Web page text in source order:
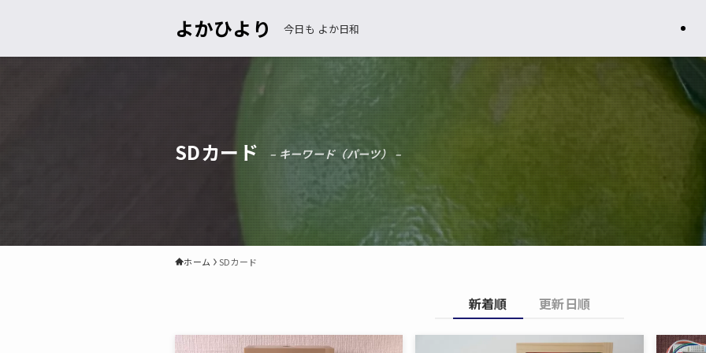
よかひより 今日も よか日和
SDカード – キーワード（パーツ） –
ホーム SDカード
新着順 更新日順